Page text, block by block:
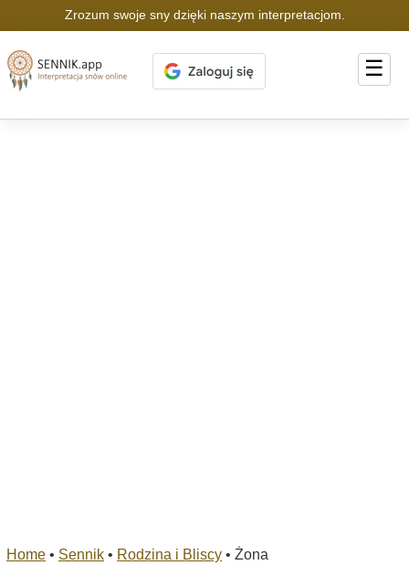
Zrozum swoje sny dzięki naszym interpretacjom.
☰
Home • Sennik • Rodzina i Bliscy • Żona